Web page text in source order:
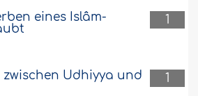
1
eines Islâm-
1
Udhiyya und